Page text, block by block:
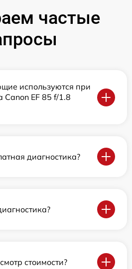
частые
используются при
Canon EF 85 f/1.8
диагностика?
стоимости?